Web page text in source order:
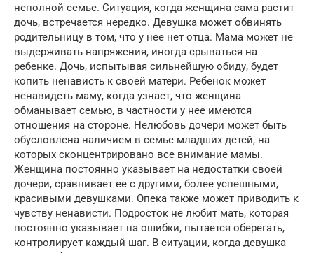
неполной семье. Ситуация, когда женщина сама растит
дочь, встречается нередко. Девушка может обвинять
родительницу в том, что у нее нет отца. Мама может не
выдерживать напряжения, иногда срываться на
ребенке. Дочь, испытывая сильнейшую обиду, будет
копить ненависть к своей матери. Ребенок может
ненавидеть маму, когда узнает, что женщина
обманывает семью, в частности у нее имеются
отношения на стороне. Нелюбовь дочери может быть
обусловлена наличием в семье младших детей, на
которых сконцентрировано все внимание мамы.
Женщина постоянно указывает на недостатки своей
дочери, сравнивает ее с другими, более успешными,
красивыми девушками. Опека также может приводить к
чувству ненависти. Подросток не любит мать, которая
постоянно указывает на ошибки, пытается оберегать,
контролирует каждый шаг. В ситуации, когда девушка